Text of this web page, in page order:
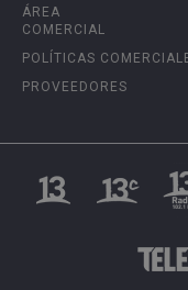
ÁREA
COMERCIAL
POLÍTICAS
PROVEEDORES